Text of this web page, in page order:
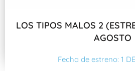
LOS TIPOS MALOS 2
AGOSTO
Fecha de estreno: 1